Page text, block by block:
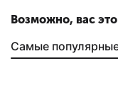
Возможно, вас
Самые